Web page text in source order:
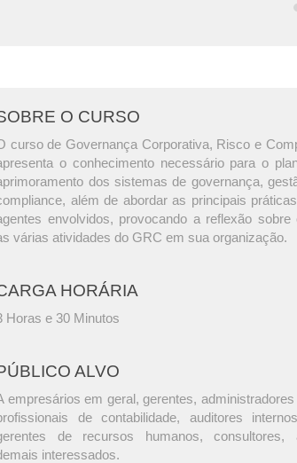
O CURSO
curso de Governança Corporativa, Risco e
o conhecimento necessário para o
dos sistemas de governança,
além de abordar as principais
envolvidos, provocando a reflexão sobre
várias atividades do GRC em sua organização.
HORÁRIA
Horas e 30 Minutos
ALVO
empresários em geral, gerentes,
de contabilidade, auditores
de recursos humanos, consultores,
interessados.